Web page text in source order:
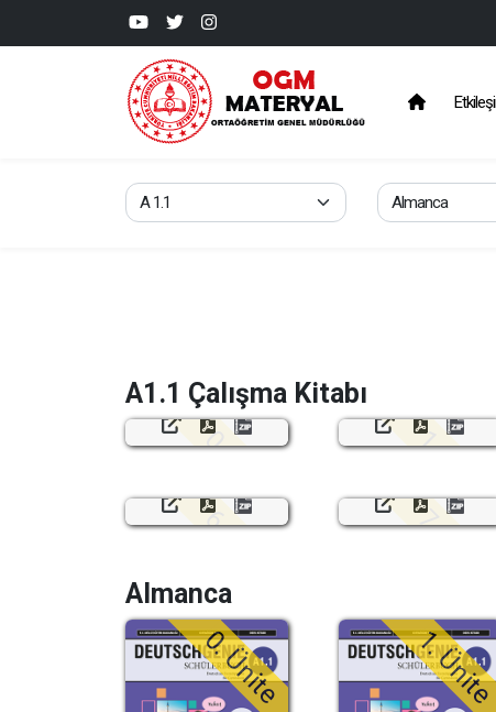
A1.1 Çalışma Kitabı
0. Ünite 1. Ünite
6. Ünite 7. Ünite
Almanca
0. Ünite 1. Ünite